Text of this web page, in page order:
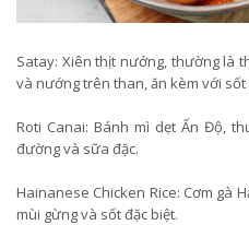
Satay: Xiên thịt nướng, thường là
và nướng trên than, ăn kèm với sốt
Roti Canai: Bánh mì dẹt Ấn Độ,
đường và sữa đặc.
Hainanese Chicken Rice: Cơm gà
mùi gừng và sốt đặc biệt.